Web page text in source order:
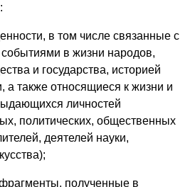
в том числе связанные с
событиями в жизни народов,
и государства, историей
а также относящиеся к жизни и
личностей
политических, общественных
деятелей науки,
полученные в